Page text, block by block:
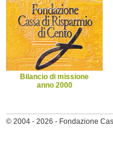
Bilancio di missione
anno 2000
© 2004 - 2026 - Fondazione